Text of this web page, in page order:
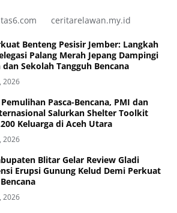
ceritarelawan.my.id
Benteng Pesisir Jember: Langkah
Palang Merah Jepang Dampingi
dan Sekolah Tangguh Bencana
2026
Pasca-Bencana, PMI dan
Salurkan Shelter Toolkit
Keluarga di Aceh Utara
2026
Blitar Gelar Review Gladi
Erupsi Gunung Kelud Demi Perkuat
2026